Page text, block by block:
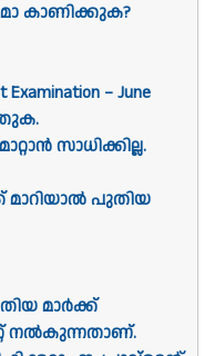
കാണിക്കുക?
Examination – June
സാധിക്കില്ല.
മാറിയാൽ പുതിയ
മാർക്ക്
നൽകുന്നതാണ്.